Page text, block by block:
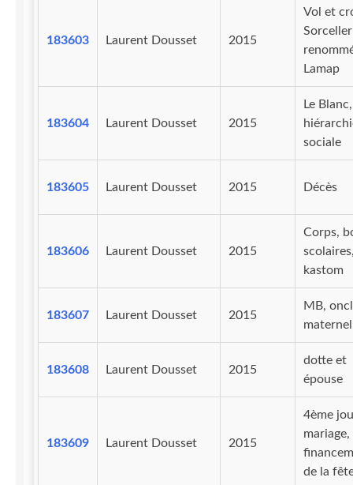
183603 Laurent Dousset 2015
Vol et
Lamap
183604 Laurent Dousset 2015
Le Blanc,
sociale
183605 Laurent Dousset 2015 Décès
183606 Laurent Dousset 2015
Corps,
kastom
183607 Laurent Dousset 2015
MB,
maternel
183608 Laurent Dousset 2015
dotte et
épouse
183609 Laurent Dousset 2015
4ème
mariage,
de la